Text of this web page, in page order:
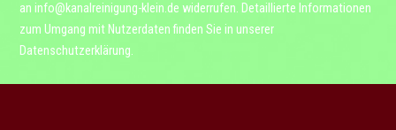
an info@kanalreinigung-klein.de widerrufen. Detaillierte Informationen
zum Umgang mit Nutzerdaten finden Sie in unserer
Datenschutzerklärung.